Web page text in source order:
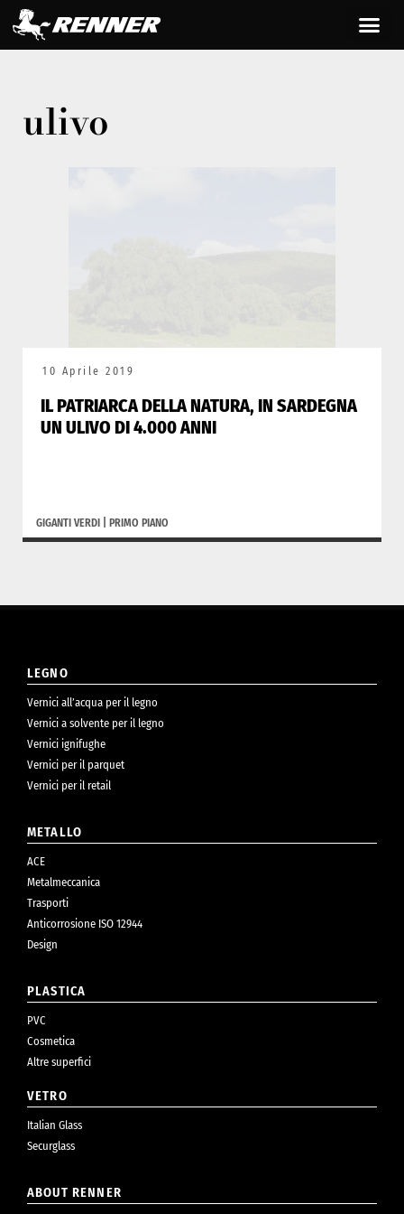
ulivo
10 Aprile 2019
IL PATRIARCA DELLA NATURA, IN SARDEGNA
UN ULIVO DI 4.000 ANNI
GIGANTI VERDI PRIMO PIANO
LEGNO
Vernici all’acqua per il legno
Vernici a solvente per il legno
Vernici ignifughe
Vernici per il parquet
Vernici per il retail
METALLO
ACE
Metalmeccanica
Trasporti
Anticorrosione ISO 12944
Design
PLASTICA
PVC
Cosmetica
Altre superfici
VETRO
Italian Glass
Securglass
ABOUT RENNER